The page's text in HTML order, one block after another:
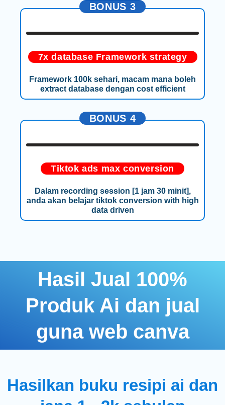
BONUS 3
7x database Framework strategy
Framework 100k sehari, macam mana boleh
extract database dengan cost efficient
BONUS 4
Tiktok ads max conversion
Dalam recording session [1 jam 30 minit],
anda akan belajar tiktok conversion with high
data driven
Hasil Jual 100%
Produk Ai dan jual
guna web canva
Hasilkan buku resipi ai dan